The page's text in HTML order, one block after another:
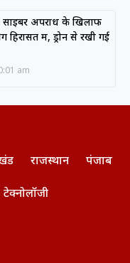
साइबर अपराध के खिलाफ
हिरासत में, ड्रोन से रखी गई
am
राजस्थान पंजाब
टेक्नोलॉजी